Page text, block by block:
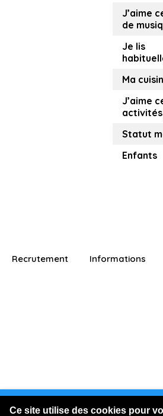
Ce site utilise des cookies pour
J’aime
de
Je lis
Ma
J’aime
Statut
Enfants
Recrutement Informations